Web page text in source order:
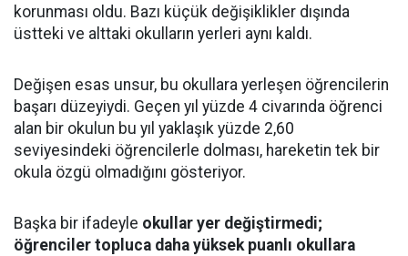
korunması oldu. Bazı küçük değişiklikler dışında
üstteki ve alttaki okulların yerleri aynı kaldı.
Değişen esas unsur, bu okullara yerleşen öğrencilerin
başarı düzeyiydi. Geçen yıl yüzde 4 civarında öğrenci
alan bir okulun bu yıl yaklaşık yüzde 2,60
seviyesindeki öğrencilerle dolması, hareketin tek bir
okula özgü olmadığını gösteriyor.
Başka bir ifadeyle okullar yer değiştirmedi;
öğrenciler topluca daha yüksek puanlı okullara